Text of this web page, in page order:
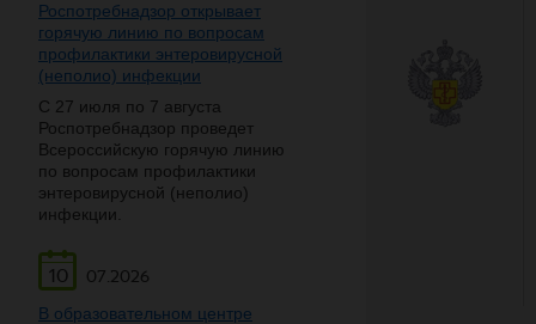
Роспотребнадзор открывает
горячую линию по вопросам
профилактики энтеровирусной
(неполио) инфекции
С 27 июля по 7 августа
Роспотребнадзор проведет
Всероссийскую горячую линию
по вопросам профилактики
энтеровирусной (неполио)
инфекции.
10
07.2026
В образовательном центре